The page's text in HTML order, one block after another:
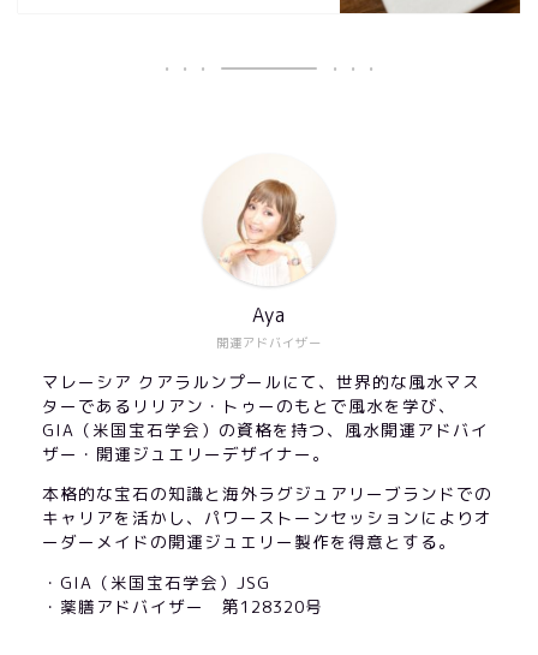
開運アドバイザー
Aya
マレーシア クアラルンプールにて、世界的な風水マス
ターであるリリアン・トゥーのもとで風水を学び、
GIA（米国宝石学会）の資格を持つ、風水開運アドバイ
ザー・開運ジュエリーデザイナー。
本格的な宝石の知識と海外ラグジュアリーブランドでの
キャリアを活かし、パワーストーンセッションによりオ
ーダーメイドの開運ジュエリー製作を得意とする。
・GIA（米国宝石学会）JSG
・薬膳アドバイザー 第128320号